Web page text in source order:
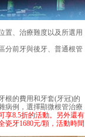
、治療難度以及所選用
前牙與後牙、普通根管
的費用和牙套(牙冠)的
病例，選擇顯微根管治療
享8.5折的活動。另外還有
瓷牙1680元/顆，活動時間